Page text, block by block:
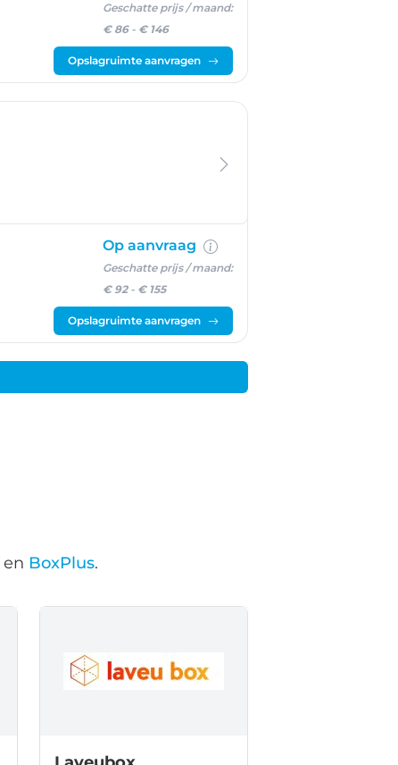
Geschatte prijs / maand:
€ 86- € 146
Opslagruimte aanvragen
Op aanvraag
Geschatte prijs / maand:
€ 92- € 155
Opslagruimte aanvragen
en BoxPlus.